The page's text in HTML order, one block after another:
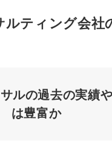
ルティング会社
ルの過去の実績
は豊富か